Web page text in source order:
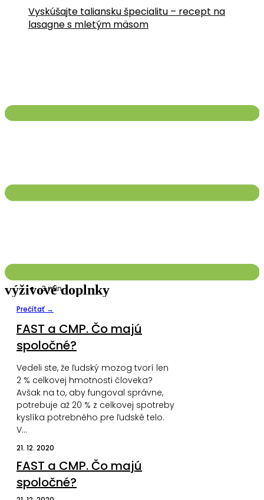
Vyskúšajte taliansku špecialitu – recept na
lasagne s mletým mäsom
výživové doplnky
3min.
Prečítať →
FAST a CMP. Čo majú
spoločné?
Vedeli ste, že ľudský mozog tvorí len
2 % celkovej hmotnosti človeka?
Avšak na to, aby fungoval správne,
potrebuje až 20 % z celkovej spotreby
kyslíka potrebného pre ľudské telo.
V…
21. 12. 2020
FAST a CMP. Čo majú
spoločné?